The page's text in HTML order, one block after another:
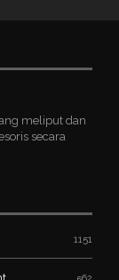
meliput dan
secara
1151